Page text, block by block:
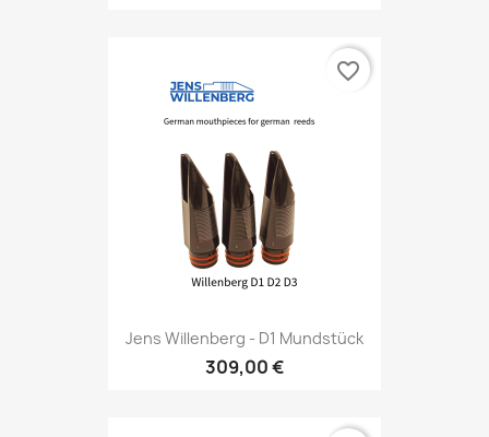
Jens Willenberg - D1 Mundstück
309,00 €
favorite_border